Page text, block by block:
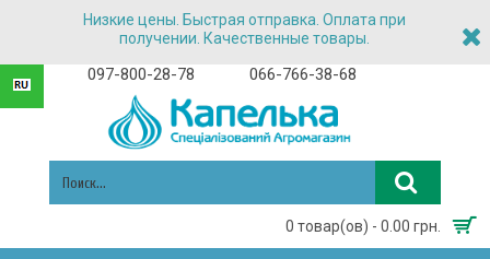
Низкие цены. Быстрая отправка. Оплата при
получении. Качественные товары.
097-800-28-78 066-766-38-68
0 товар(ов) - 0.00 грн.